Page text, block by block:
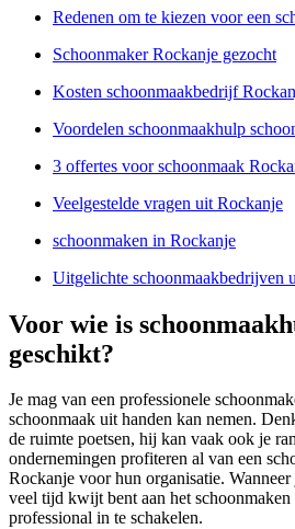
Redenen om te kiezen voor een
Schoonmaker Rockanje gezocht
Kosten schoonmaakbedrijf
Voordelen schoonmaakhulp
3 offertes voor schoonmaak
Veelgestelde vragen uit Rockanje
schoonmaken in Rockanje
Uitgelichte schoonmaakbedrijven
Voor wie is
geschikt?
Je mag van een professionele
schoonmaak uit handen kan nemen.
de ruimte poetsen, hij kan vaak ook je
ondernemingen profiteren al van een
Rockanje voor hun organisatie.
veel tijd kwijt bent aan het schoonmaken
professional in te schakelen.